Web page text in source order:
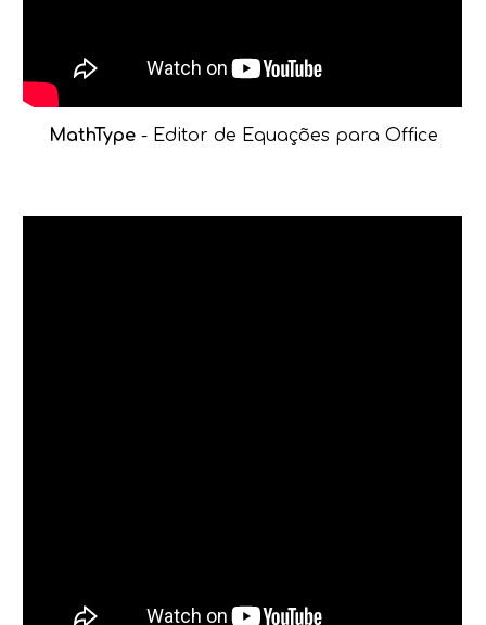
MathType - Editor de Equações para Office